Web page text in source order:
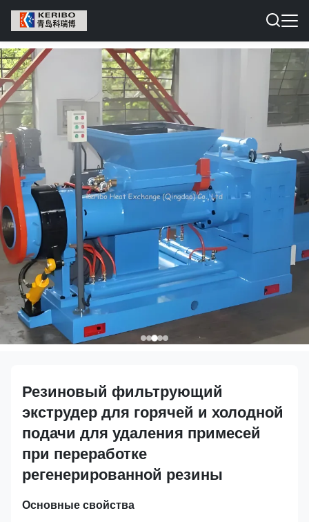
Резиновый фильтрующий
экструдер для горячей и холодной
подачи для удаления примесей
при переработке
регенерированной резины
Основные свойства